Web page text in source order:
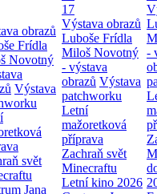
obrazů
Frídla
Novotný
Výstava
svět
Jana
17
Výstava obrazů
Luboše Frídla
Miloš Novotný
- výstava
obrazů Výstava
patchworku
Letní
mažoretková
příprava
Zachraň svět
Minecraftu
Letní kino 2026
-